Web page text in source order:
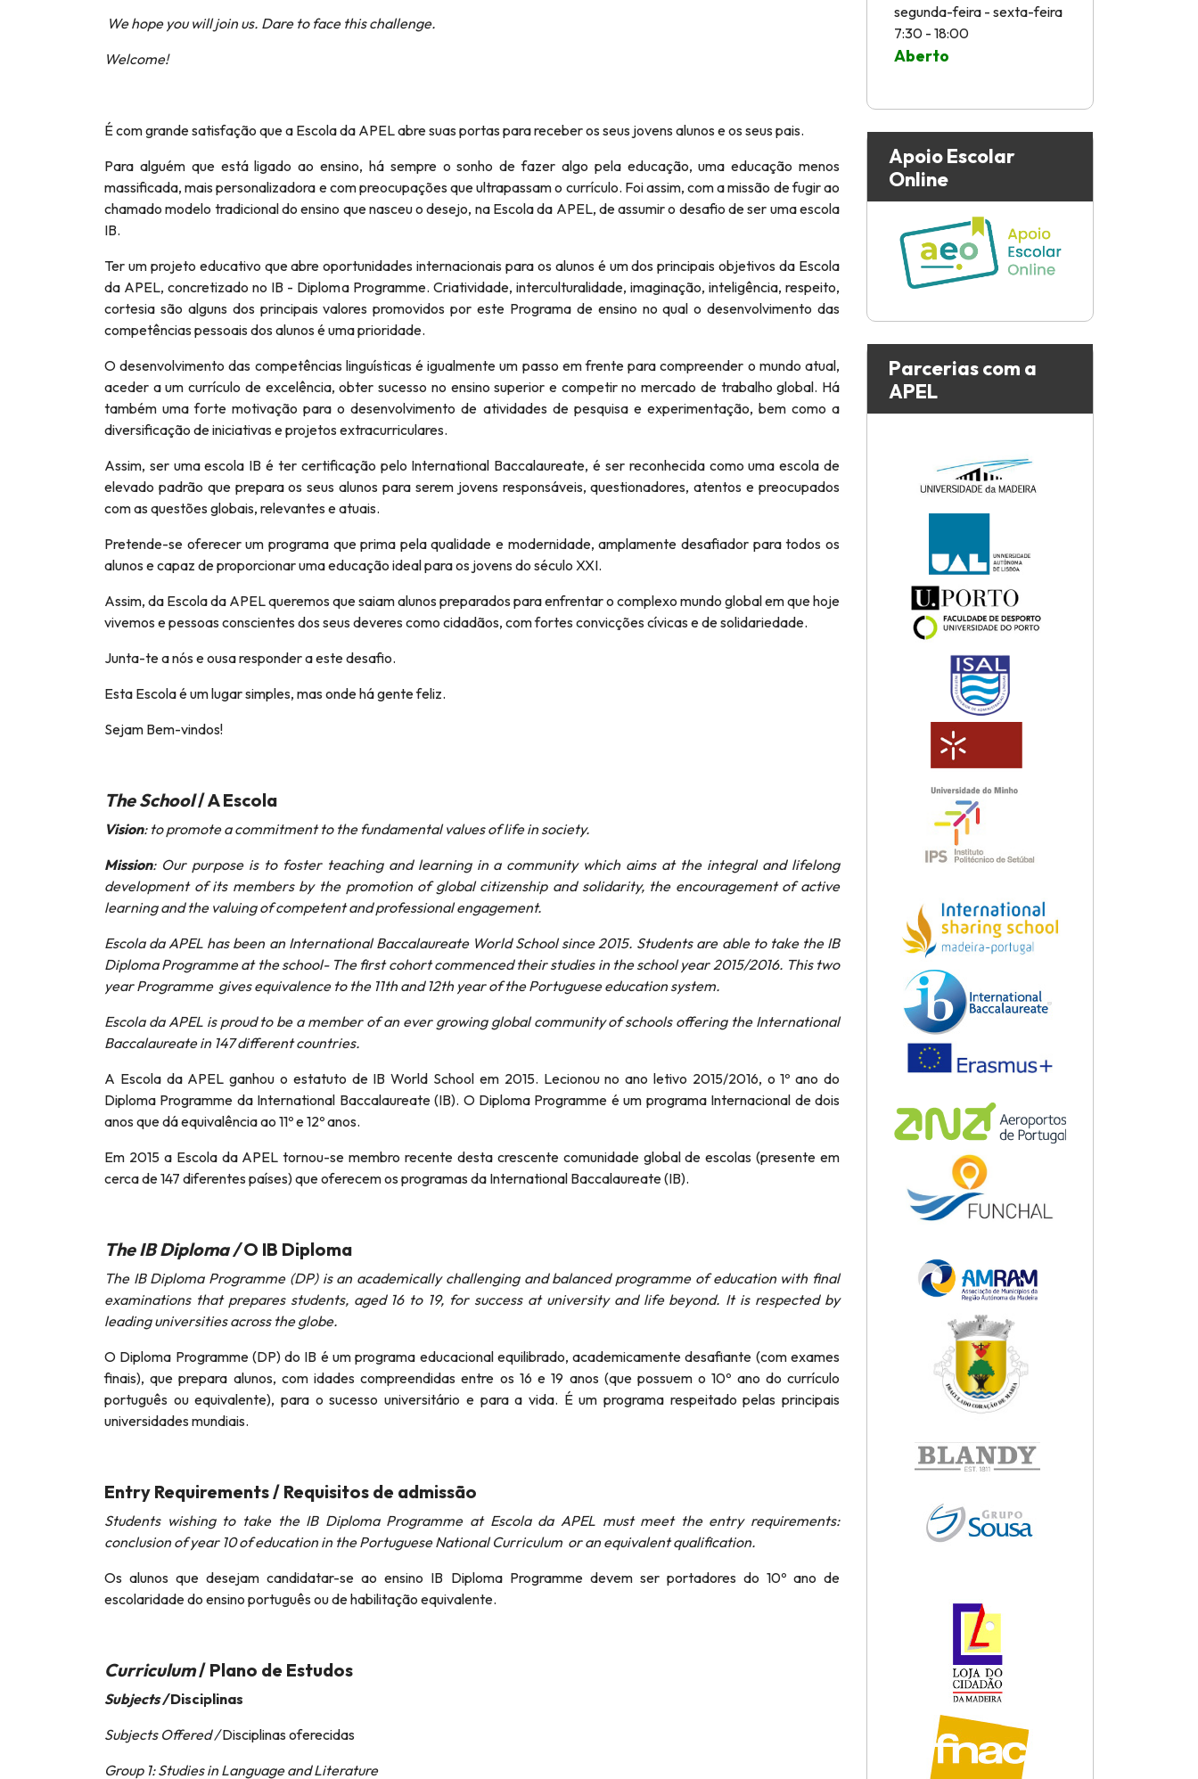
We hope you will join us. Dare to face this challenge.
Welcome!
É com grande satisfação que a Escola da APEL abre suas portas para receber os seus jovens alunos e os seus pais.
Para alguém que está ligado ao ensino, há sempre o sonho de fazer algo pela educação, uma educação menos
massificada, mais personalizadora e com preocupações que ultrapassam o currículo. Foi assim, com a missão de fugir ao
chamado modelo tradicional do ensino que nasceu o desejo, na Escola da APEL, de assumir o desafio de ser uma escola
IB.
Ter um projeto educativo que abre oportunidades internacionais para os alunos é um dos principais objetivos da Escola
da APEL, concretizado no IB - Diploma Programme. Criatividade, interculturalidade, imaginação, inteligência, respeito,
cortesia são alguns dos principais valores promovidos por este Programa de ensino no qual o desenvolvimento das
competências pessoais dos alunos é uma prioridade.
O desenvolvimento das competências linguísticas é igualmente um passo em frente para compreender o mundo atual,
aceder a um currículo de excelência, obter sucesso no ensino superior e competir no mercado de trabalho global. Há
também uma forte motivação para o desenvolvimento de atividades de pesquisa e experimentação, bem como a
diversificação de iniciativas e projetos extracurriculares.
Assim, ser uma escola IB é ter certificação pelo International Baccalaureate, é ser reconhecida como uma escola de
elevado padrão que prepara os seus alunos para serem jovens responsáveis, questionadores, atentos e preocupados
com as questões globais, relevantes e atuais.
Pretende-se oferecer um programa que prima pela qualidade e modernidade, amplamente desafiador para todos os
alunos e capaz de proporcionar uma educação ideal para os jovens do século XXI.
Assim, da Escola da APEL queremos que saiam alunos preparados para enfrentar o complexo mundo global em que hoje
vivemos e pessoas conscientes dos seus deveres como cidadãos, com fortes convicções cívicas e de solidariedade.
Junta-te a nós e ousa responder a este desafio.
Esta Escola é um lugar simples, mas onde há gente feliz.
Sejam Bem-vindos!
The School/ A Escola
Vision: to promote a commitment to the fundamental values of life in society.
Mission: Our purpose is to foster teaching and learning in a community which aims at the integral and lifelong
development of its members by the promotion of global citizenship and solidarity, the encouragement of active
learning and the valuing of competent and professional engagement.
Escola da APEL has been an International Baccalaureate World School since 2015. Students are able to take the IB
Diploma Programme at the school- The first cohort commenced their studies in the school year 2015/2016. This two
year Programme gives equivalence to the 11th and 12th year of the Portuguese education system.
Escola da APEL is proud to be a member of an ever growing global community of schools offering the International
Baccalaureate in 147 different countries.
A Escola da APEL ganhou o estatuto de IB World School em 2015. Lecionou no ano letivo 2015/2016, o 1º ano do
Diploma Programme da International Baccalaureate (IB). O Diploma Programme é um programa Internacional de dois
anos que dá equivalência ao 11º e 12º anos.
Em 2015 a Escola da APEL tornou-se membro recente desta crescente comunidade global de escolas (presente em
cerca de 147 diferentes países) que oferecem os programas da International Baccalaureate (IB).
The IB Diploma /O IB Diploma
The IB Diploma Programme (DP) is an academically challenging and balanced programme of education with final
examinations that prepares students, aged 16 to 19, for success at university and life beyond. It is respected by
leading universities across the globe.
O Diploma Programme (DP) do IB é um programa educacional equilibrado, academicamente desafiante (com exames
finais), que prepara alunos, com idades compreendidas entre os 16 e 19 anos (que possuem o 10º ano do currículo
português ou equivalente), para o sucesso universitário e para a vida. É um programa respeitado pelas principais
universidades mundiais.
Entry Requirements / Requisitos de admissão
Students wishing to take the IB Diploma Programme at Escola da APEL must meet the entry requirements:
conclusion of year 10 of education in the Portuguese National Curriculum or an equivalent qualification.
Os alunos que desejam candidatar-se ao ensino IB Diploma Programme devem ser portadores do 10º ano de
escolaridade do ensino português ou de habilitação equivalente.
Curriculum/ Plano de Estudos
Subjects /Disciplinas
Subjects Offered /Disciplinas oferecidas
Group 1: Studies in Language and Literature
segunda-feira - sexta-feira
7:30 - 18:00
Aberto
Apoio Escolar
Online
Parcerias com a
APEL